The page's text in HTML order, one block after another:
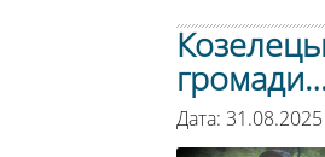
Дата: